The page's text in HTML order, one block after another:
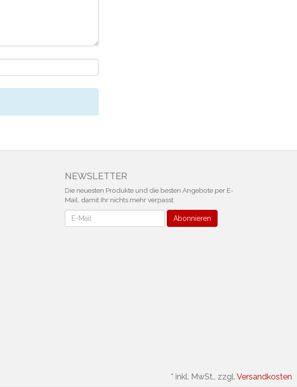
NEWSLETTER
Die neuesten Produkte und die besten Angebote per E-
Mail, damit Ihr nichts mehr verpasst.
Newsletter Abonnieren
* inkl. MwSt., zzgl. Versandkosten